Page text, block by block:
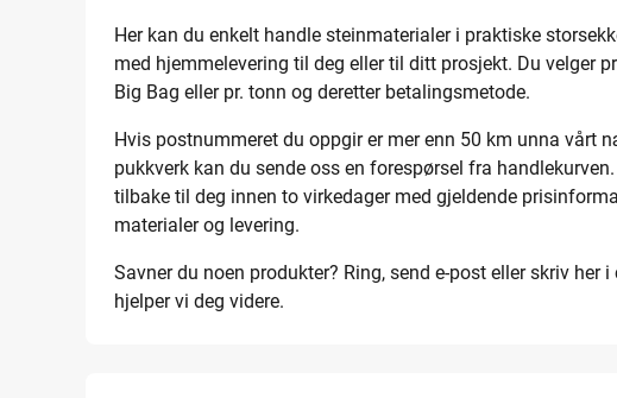
Her kan du enkelt handle steinmaterialer i praktiske
med hjemmelevering til deg eller til ditt prosjekt. Du velger
Big Bag eller pr. tonn og deretter betalingsmetode.
Hvis postnummeret du oppgir er mer enn 50 km unna vårt
pukkverk kan du sende oss en forespørsel fra
tilbake til deg innen to virkedager med gjeldende
materialer og levering.​
Savner du noen produkter? Ring, send e-post eller skriv her i
hjelper vi deg videre.